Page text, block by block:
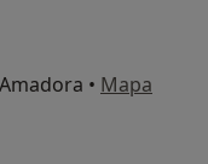
• Mapa